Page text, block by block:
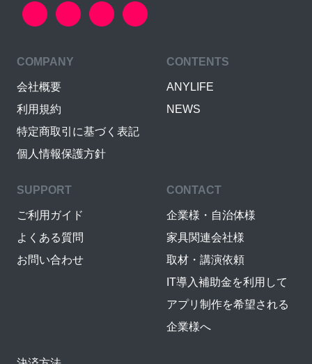
COMPANY
会社概要
利用規約
特定商取引に基づく表記
個人情報保護方針
CONTENTS
ANYLIFE
NEWS
SUPPORT
ご利用ガイド
よくある質問
お問い合わせ
CONTACT
企業様・自治体様
家具関連会社様
取材・講演依頼
IT導入補助金を利用して
アプリ制作を希望される
企業様へ